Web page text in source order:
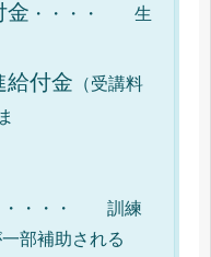
金 ・・・・ 生
給付金 （受講料
訓練
一部補助される